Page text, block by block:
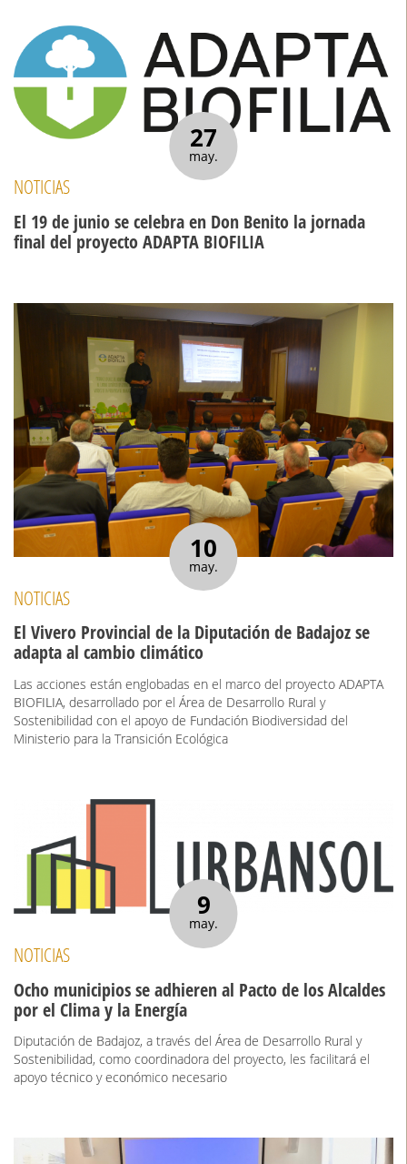
27
may.
NOTICIAS
El 19 de junio se celebra en Don Benito la jornada
final del proyecto ADAPTA BIOFILIA
10
may.
NOTICIAS
El Vivero Provincial de la Diputación de Badajoz se
adapta al cambio climático
Las acciones están englobadas en el marco del proyecto ADAPTA
BIOFILIA, desarrollado por el Área de Desarrollo Rural y
Sostenibilidad con el apoyo de Fundación Biodiversidad del
Ministerio para la Transición Ecológica
9
may.
NOTICIAS
Ocho municipios se adhieren al Pacto de los Alcaldes
por el Clima y la Energía
Diputación de Badajoz, a través del Área de Desarrollo Rural y
Sostenibilidad, como coordinadora del proyecto, les facilitará el
apoyo técnico y económico necesario